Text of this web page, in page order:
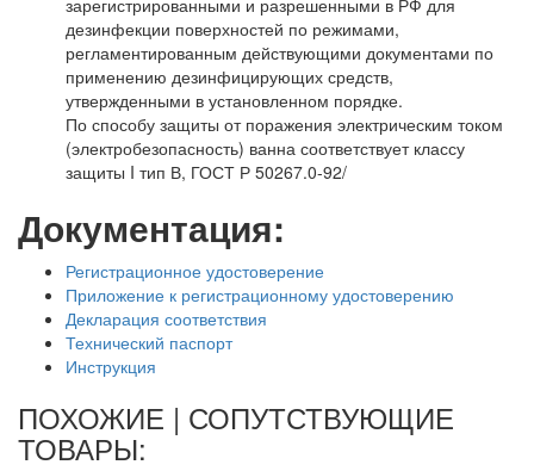
зарегистрированными и разрешенными в РФ для
дезинфекции поверхностей по режимами,
регламентированным действующими документами по
применению дезинфицирующих средств,
утвержденными в установленном порядке.
По способу защиты от поражения электрическим током
(электробезопасность) ванна соответствует классу
защиты I тип В, ГОСТ Р 50267.0-92/
Документация:
Регистрационное удостоверение
Приложение к регистрационному удостоверению
Декларация соответствия
Технический паспорт
Инструкция
ПОХОЖИЕ | СОПУТСТВУЮЩИЕ
ТОВАРЫ: